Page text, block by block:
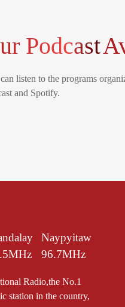
Podcast
listen to the programs
and Spotify.
Naypyitaw
96.7MHz
Radio,the No.1
station in the country,